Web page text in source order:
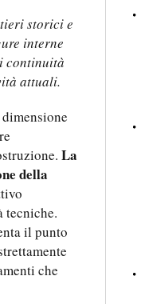
storici e
interne
continuità
attuali.
La
della
tecniche.
il punto
che